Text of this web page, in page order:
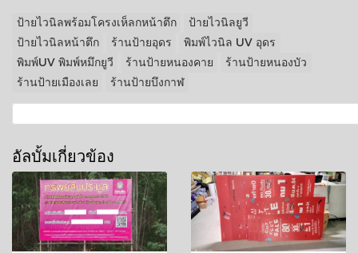
ป้ายไวนิลพร้อมโครงเห็ลกหน้าตึก
ป้ายไวนิลยูวี
ป้ายไวนิลหน้าตึก
ร้านป้ายอุดร
พิมพ์ไวนิล UV อุดร
พิมพ์UV พิมพ์หมึกยูวี
ร้านป้ายหนองคาย
ร้านป้ายหนองบัว
ร้านป้ายเมืองเลย
ร้านป้ายบึงกาฬ
อัลบั้มเกี่ยวข้อง